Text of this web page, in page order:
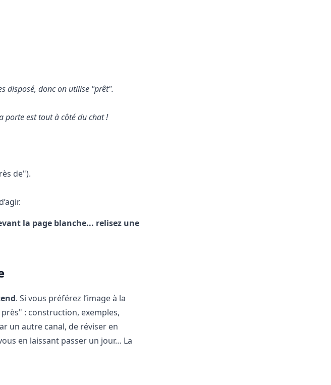
disposé, donc on utilise "prêt".
porte est tout à côté du chat !
de").
la page blanche... relisez une
. Si vous préférez l’image à la
: construction, exemples,
un autre canal, de réviser en
en laissant passer un jour… La